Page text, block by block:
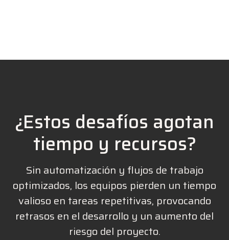
¿Estos desafíos agotan
tiempo y recursos?
Sin automatización y flujos de trabajo
optimizados, los equipos pierden un tiempo
valioso en tareas repetitivas, provocando
retrasos en el desarrollo y un aumento del
riesgo del proyecto.